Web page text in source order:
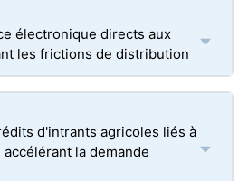
électronique directs aux
les frictions de distribution
d'intrants agricoles liés à
la demande